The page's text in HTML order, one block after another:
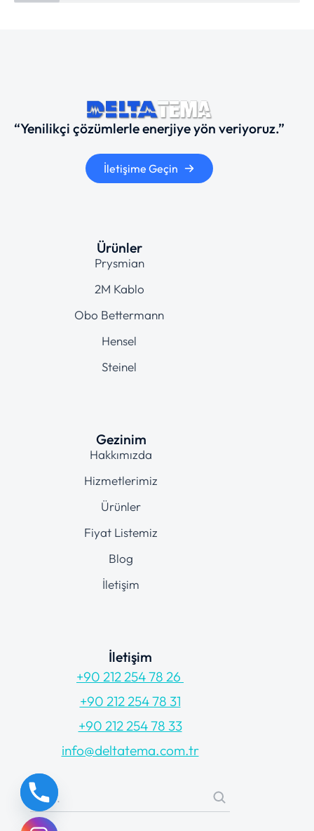
“Yenilikçi çözümlerle enerjiye yön veriyoruz.”
İletişime Geçin
Ürünler
Prysmian
2M Kablo
Obo Bettermann
Hensel
Steinel
Gezinim
Hakkımızda
Hizmetlerimiz
Ürünler
Fiyat Listemiz
Blog
İletişim
İletişim
+90 212 254 78 26
+90 212 254 78 31
+90 212 254 78 33
info@deltatema.com.tr